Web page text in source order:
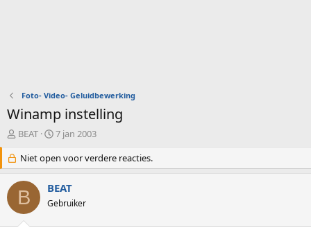
Foto- Video- Geluidbewerking
Winamp instelling
O
d
e
r
w
e
BEAT
S
a
r
t
d
a
7 jan 2003
Niet open voor verdere reacties.
B BEAT
Gebruiker